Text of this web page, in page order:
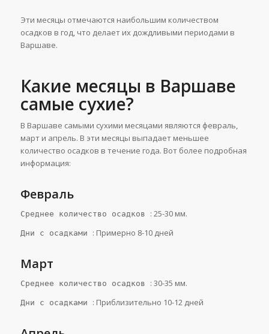
Эти месяцы отмечаются наибольшим количеством
осадков в год, что делает их дождливыми периодами в
Варшаве.
Какие месяцы в Варшаве
самые сухие?
В Варшаве самыми сухими месяцами являются февраль,
март и апрель. В эти месяцы выпадает меньшее
количество осадков в течение года. Вот более подробная
информация:
Февраль
Среднее количество осадков : 25-30 мм.
Дни с осадками : Примерно 8-10 дней
Март
Среднее количество осадков : 30-35 мм.
Дни с осадками : Приблизительно 10-12 дней